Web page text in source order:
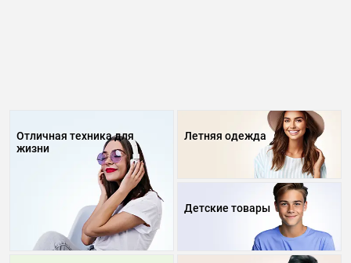
Отличная техника для
жизни
Летняя одежда
Детские товары